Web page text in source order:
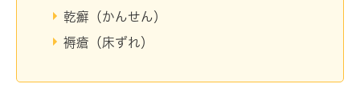
乾癬（かんせん）
褥瘡（床ずれ）